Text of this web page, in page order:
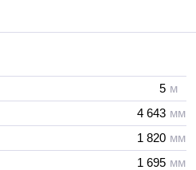
5 м
4 643 мм
1 820 мм
1 695 мм